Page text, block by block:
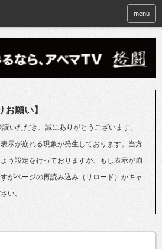
menu
お願い】
いただき、誠にありがとうございます。
示が崩れる現象が発生しております。当方
う設定を行っておりますが、もし表示が崩
がページの再読み込み（リロード）かキャ
い。